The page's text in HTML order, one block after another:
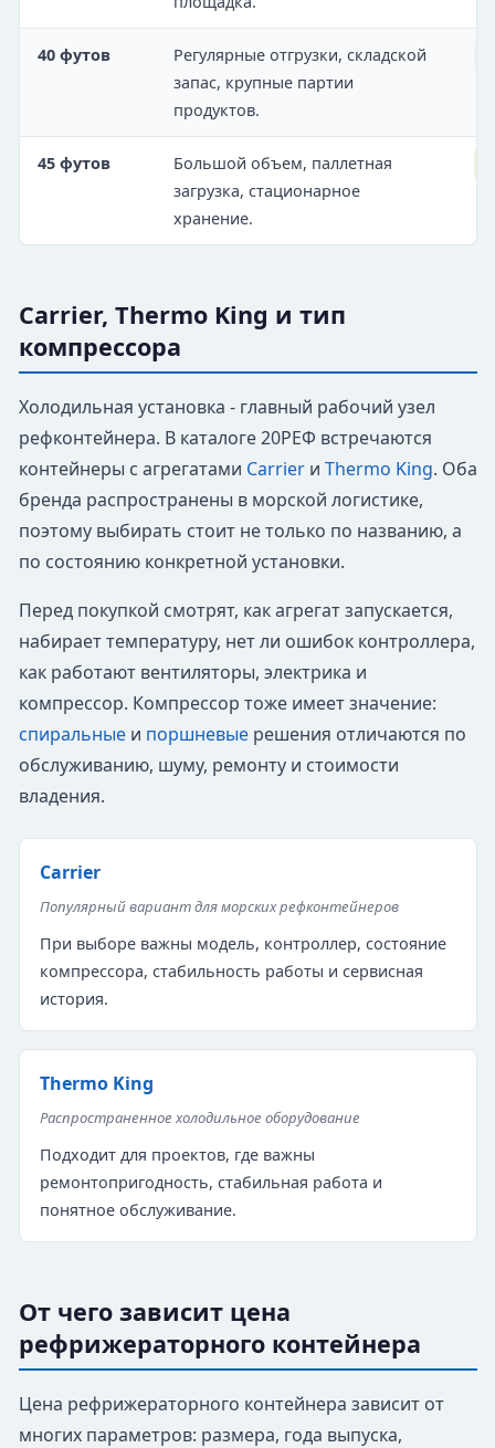
40 футов
Регулярные отгрузки, складской
запас, крупные партии
продуктов.
45 футов
Большой объем, паллетная
загрузка, стационарное
хранение.
Carrier, Thermo King и тип
компрессора
Холодильная установка - главный рабочий узел
рефконтейнера. В каталоге 20РЕФ встречаются
контейнеры с агрегатами Carrierи Thermo King. Оба
бренда распространены в морской логистике,
поэтому выбирать стоит не только по названию, а
по состоянию конкретной установки.
Перед покупкой смотрят, как агрегат запускается,
набирает температуру, нет ли ошибок контроллера,
как работают вентиляторы, электрика и
компрессор. Компрессор тоже имеет значение:
спиральныеи поршневыерешения отличаются по
обслуживанию, шуму, ремонту и стоимости
владения.
Carrier
Популярный вариант для морских рефконтейнеров
При выборе важны модель, контроллер, состояние
компрессора, стабильность работы и сервисная
история.
Thermo King
Распространенное холодильное оборудование
Подходит для проектов, где важны
ремонтопригодность, стабильная работа и
понятное обслуживание.
От чего зависит цена
рефрижераторного контейнера
Цена рефрижераторного контейнера зависит от
многих параметров: размера, года выпуска,